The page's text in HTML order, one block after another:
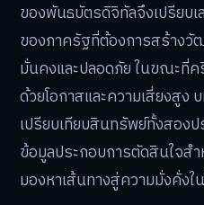
ของพันธบัตรดิจิทัลจึงเปรียบ
ของภาครัฐที่ต้องการสร้างวั
มั่นคงและปลอดภัย ในขณะที่ค
ด้วยโอกาสและความเสี่ยงสูง
เปรียบเทียบสินทรัพย์ทั้งสองป
ข้อมูลประกอบการตัดสินใจส
มองหาเส้นทางสู่ความมั่งคั่งใ